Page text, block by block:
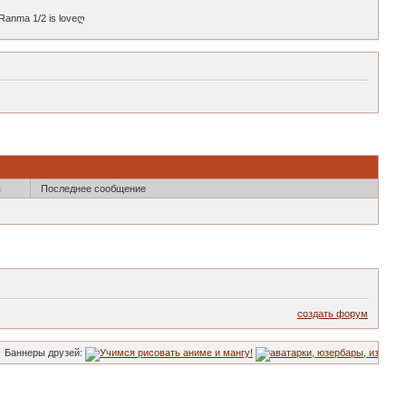
1/2 is loveღ
Последнее сообщение
создать форум
друзей: